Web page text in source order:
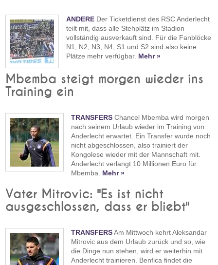
ANDERE Der Ticketdienst des RSC Anderlecht
teilt mit, dass alle Stehplätz im Stadion
vollständig ausverkauft sind. Für die Fanblöcke
N1, N2, N3, N4, S1 und S2 sind also keine
Plätze mehr verfügbar. Mehr »
Mbemba steigt morgen wieder ins
Training ein
TRANSFERS Chancel Mbemba wird morgen
nach seinem Urlaub wieder im Training von
Anderlecht erwartet. Ein Transfer wurde noch
nicht abgeschlossen, also trainiert der
Kongolese wieder mit der Mannschaft mit.
Anderlecht verlangt 10 Millionen Euro für
Mbemba. Mehr »
Vater Mitrovic: "Es ist nicht
ausgeschlossen, dass er bliebt"
TRANSFERSAm Mittwoch kehrt Aleksandar
Mitrovic aus dem Urlaub zurück und so, wie
die Dinge nun stehen, wird er weiterhin mit
Anderlecht trainieren. Benfica findet die